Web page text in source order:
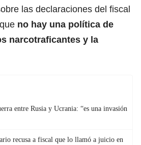
las declaraciones del fiscal
no hay una política de
narcotraficantes y la
entre Rusia y Ucrania: “es una invasión
recusa a fiscal que lo llamó a juicio en